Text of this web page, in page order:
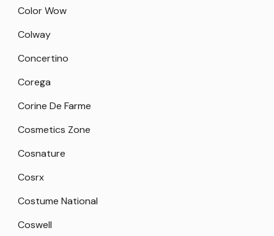
Color Wow
Colway
Concertino
Corega
Corine De Farme
Cosmetics Zone
Cosnature
Cosrx
Costume National
Coswell